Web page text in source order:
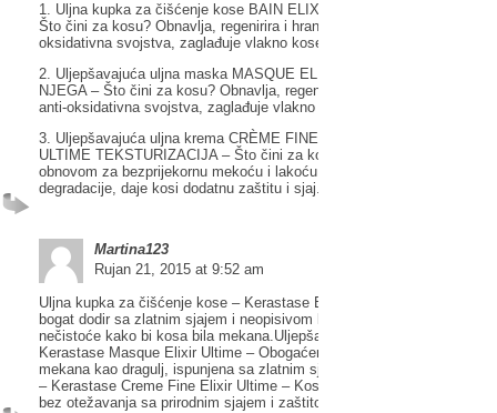
1. Uljna kupka za čišćenje kose BAIN ELIXIR ULTIME ELIXIR
Što čini za kosu? Obnavlja, regenirira i hrani ima omekšavajuća i anti-
oksidativna svojstva, zaglađuje vlakno kose i daje joj sjaj.
2. Uljepšavajuća uljna maska MASQUE ELIXIR ULTIME ELIXIR
NJEGA – Što čini za kosu? Obnavlja, regenirira i hrani ima
anti-oksidativna svojstva, zaglađuje vlakno kose i daje joj sjaj.
3. Uljepšavajuća uljna krema CRÈME FINE ELIXIR ULTIME ELIXIR
ULTIME TEKSTURIZACIJA – Što čini za kosu? Duboko hidratizira
obnovom za bezprijekornu mekoću i lakoću na dodir, smanjuje rizik foto
degradacije, daje kosi dodatnu zaštitu i sjaj.
Martina123
Rujan 21, 2015 at 9:52 am
Uljna kupka za čišćenje kose – Kerastase Bain Elixir Ultime – Kosa
bogat dodir sa zlatnim sjajem i neopisivom lakoćom. Otklanja i nježno
nečistoće kako bi kosa bila mekana.Uljepšavajuća uljna maska –
Kerastase Masque Elixir Ultime – Obogaćena kosa je bogata na dodir,
mekana kao dragulj, ispunjena sa zlatnim sjajem.Uljepšavajuća uljna
– Kerastase Creme Fine Elixir Ultime – Kosa je hidratizirana i
bez otežavanja sa prirodnim sjajem i zaštitom. Kosa je lagana na dodir.